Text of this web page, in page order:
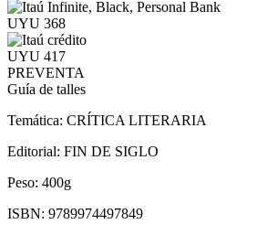
UYU 368
UYU 417
PREVENTA
Guía de talles
Temática: CRÍTICA LITERARIA
Editorial: FIN DE SIGLO
Peso: 400g
ISBN: 9789974497849